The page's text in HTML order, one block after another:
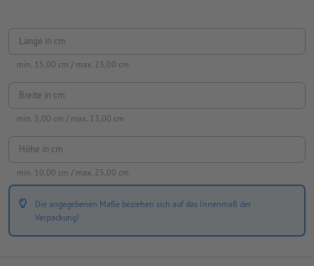
Länge in cm
min. 15,00 cm / max. 23,00 cm
Breite in cm
min. 5,00 cm / max. 13,00 cm
Höhe in cm
min. 10,00 cm / max. 25,00 cm
Die angegebenen Maße beziehen sich auf das Innenmaß der
Verpackung!